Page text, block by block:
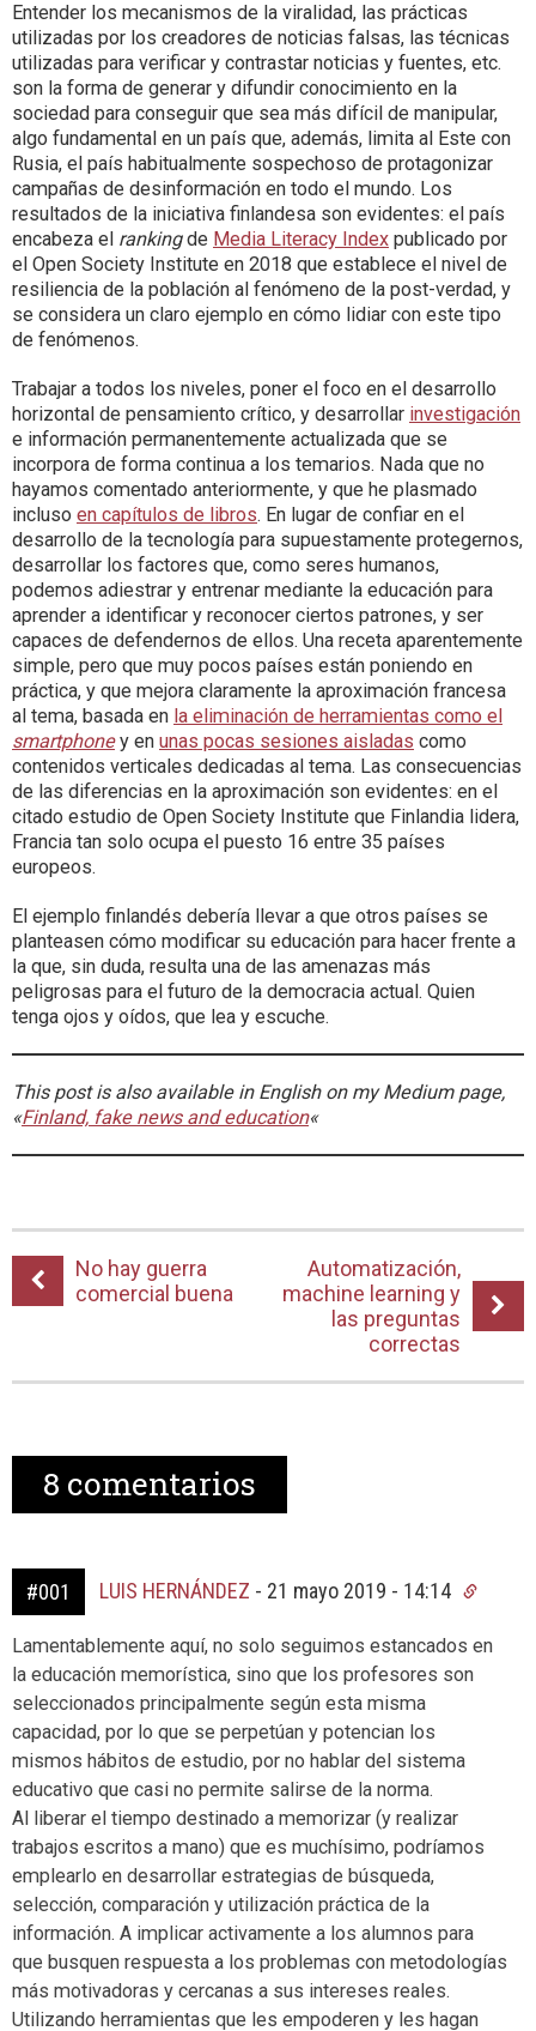
Entender los mecanismos de la viralidad, las prácticas
utilizadas por los creadores de noticias falsas, las técnicas
utilizadas para verificar y contrastar noticias y fuentes, etc.
son la forma de generar y difundir conocimiento en la
sociedad para conseguir que sea más difícil de manipular,
algo fundamental en un país que, además, limita al Este con
Rusia, el país habitualmente sospechoso de protagonizar
campañas de desinformación en todo el mundo. Los
resultados de la iniciativa finlandesa son evidentes: el país
encabeza el rankingde Media Literacy Index publicado por
el Open Society Institute en 2018 que establece el nivel de
resiliencia de la población al fenómeno de la post-verdad, y
se considera un claro ejemplo en cómo lidiar con este tipo
de fenómenos.
Trabajar a todos los niveles, poner el foco en el desarrollo
horizontal de pensamiento crítico, y desarrollar investigación
e información permanentemente actualizada que se
incorpora de forma continua a los temarios. Nada que no
hayamos comentado anteriormente, y que he plasmado
incluso en capítulos de libros. En lugar de confiar en el
desarrollo de la tecnología para supuestamente protegernos,
desarrollar los factores que, como seres humanos,
podemos adiestrar y entrenar mediante la educación para
aprender a identificar y reconocer ciertos patrones, y ser
capaces de defendernos de ellos. Una receta aparentemente
simple, pero que muy pocos países están poniendo en
práctica, y que mejora claramente la aproximación francesa
al tema, basada en la eliminación de herramientas como el
smartphoney en unas pocas sesiones aisladas como
contenidos verticales dedicadas al tema. Las consecuencias
de las diferencias en la aproximación son evidentes: en el
citado estudio de Open Society Institute que Finlandia lidera,
Francia tan solo ocupa el puesto 16 entre 35 países
europeos.
El ejemplo finlandés debería llevar a que otros países se
planteasen cómo modificar su educación para hacer frente a
la que, sin duda, resulta una de las amenazas más
peligrosas para el futuro de la democracia actual. Quien
tenga ojos y oídos, que lea y escuche.
This post is also available in English on my Medium page,
«Finland, fake news and education«
No hay guerra
comercial buena
Automatización,
machine learning y
las preguntas
correctas
8 comentarios
#001 LUIS HERNÁNDEZ - 21 mayo 2019 - 14:14
Lamentablemente aquí, no solo seguimos estancados en
la educación memorística, sino que los profesores son
seleccionados principalmente según esta misma
capacidad, por lo que se perpetúan y potencian los
mismos hábitos de estudio, por no hablar del sistema
educativo que casi no permite salirse de la norma.
Al liberar el tiempo destinado a memorizar (y realizar
trabajos escritos a mano) que es muchísimo, podríamos
emplearlo en desarrollar estrategias de búsqueda,
selección, comparación y utilización práctica de la
información. A implicar activamente a los alumnos para
que busquen respuesta a los problemas con metodologías
más motivadoras y cercanas a sus intereses reales.
Utilizando herramientas que les empoderen y les hagan